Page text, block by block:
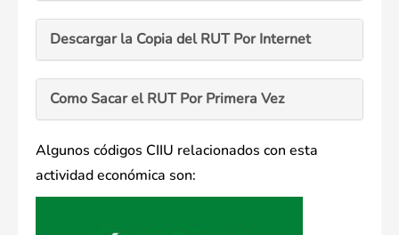
Descargar la Copia del RUT Por Internet
Como Sacar el RUT Por Primera Vez
Algunos códigos CIIU relacionados con esta
actividad económica son: